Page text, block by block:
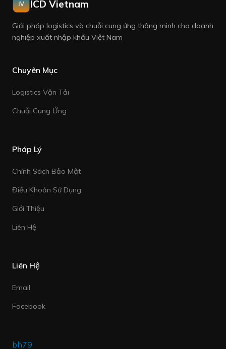
ICD Vietnam
Giải pháp logistics và chuỗi cung ứng thông minh cho doanh
nghiệp xuất nhập khẩu Việt Nam
Chuyên Mục
Logistics Vận Tải
Chuỗi Cung Ứng
Pháp Lý
Chính Sách Bảo Mật
Điều Khoản Sử Dụng
Giới Thiệu
Liên Hệ
Liên Hệ
Email
Facebook
bh79